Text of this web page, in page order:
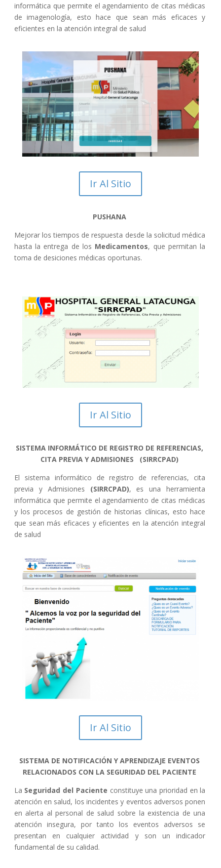
informática que permite el agendamiento de citas médicas
de imagenología, esto hace que sean más eficaces y
eficientes en la atención integral de salud
Ir Al Sitio
PUSHANA
Mejorar los tiempos de respuesta desde la solicitud médica
hasta la entrega de los Medicamentos, que permitan la
toma de desiciones médicas oportunas.
Ir Al Sitio
SISTEMA INFORMÁTICO DE REGISTRO DE REFERENCIAS,
CITA PREVIA Y ADMISIONES (SIRRCPAD)
El sistema informático de registro de referencias, cita
previa y Admisiones (SIRRCPAD), es una herramienta
informática que permite el agendamiento de citas médicas
ylos procesos de gestión de historias clínicas, esto hace
que sean más eficaces y eficientes en la atención integral
de salud
Ir Al Sitio
SISTEMA DE NOTIFICACIÓN Y APRENDIZAJE EVENTOS
RELACIONADOS CON LA SEGURIDAD DEL PACIENTE
La Seguridad del Paciente constituye una prioridad en la
atención en salud, los incidentes y eventos adversos ponen
en alerta al personal de salud sobre la existencia de una
atención insegura, por tanto los eventos adversos se
presentan en cualquier actividad y son un indicador
fundamental de su calidad.